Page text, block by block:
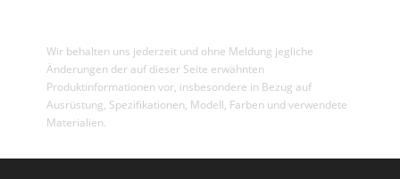
Wir behalten uns jederzeit und ohne Meldung jegliche
Änderungen der auf dieser Seite erwähnten
Produktinformationen vor, insbesondere in Bezug auf
Ausrüstung, Spezifikationen, Modell, Farben und verwendete
Materialien.